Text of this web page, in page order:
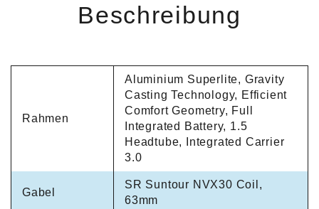
Beschreibung
Rahmen
Aluminium Superlite, Gravity
Casting Technology, Efficient
Comfort Geometry, Full
Integrated Battery, 1.5
Headtube, Integrated Carrier
3.0
Gabel
SR Suntour NVX30 Coil,
63mm